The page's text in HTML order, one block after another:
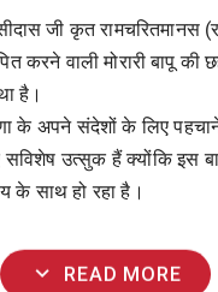
जी कृत रामचरितमानस
करने वाली मोरारी बापू की
है।
के अपने संदेशों के लिए पहचाने
उत्सुक हैं क्योंकि इस
के साथ हो रहा है।
expand_more READ MORE